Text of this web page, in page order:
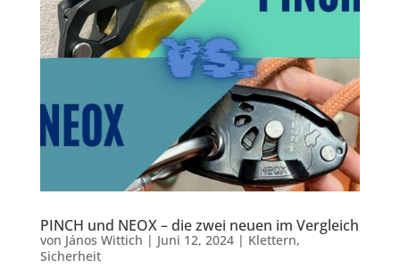
PINCH und NEOX – die zwei neuen im Vergleich
von János Wittich | Juni 12, 2024| Klettern,
Sicherheit